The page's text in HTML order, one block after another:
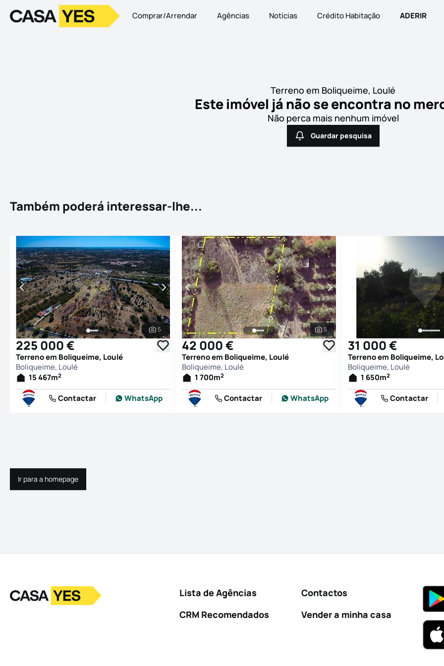
LogoIr para a homepage Comprar/Arrendar Agências Notícias Crédito Habitação ADERIR
Terreno em Boliqueime, Loulé
Este imóvel já não se encontra no
Não perca mais nenhum imóvel
Guardar pesquisa
Guardar pesquisa
Também poderá interessar-lhe...
Ver todas as fotografias
5
225 000 €
Terreno em Boliqueime, Loulé
Boliqueime, Loulé
15 467m2
Contactar WhatsApp
Ver todas as fotografias
5
42 000 €
Terreno em Boliqueime, Loulé
Boliqueime, Loulé
1 700m2
Contactar WhatsApp
31 000 €
Terreno em Boliqueime,
Boliqueime, Loulé
1 650m2
Contactar
Ir para a homepage
Ir para a homepage
LogoIr para a homepage
Lista de Agências
CRM Recomendados
Contactos
Vender a minha casa